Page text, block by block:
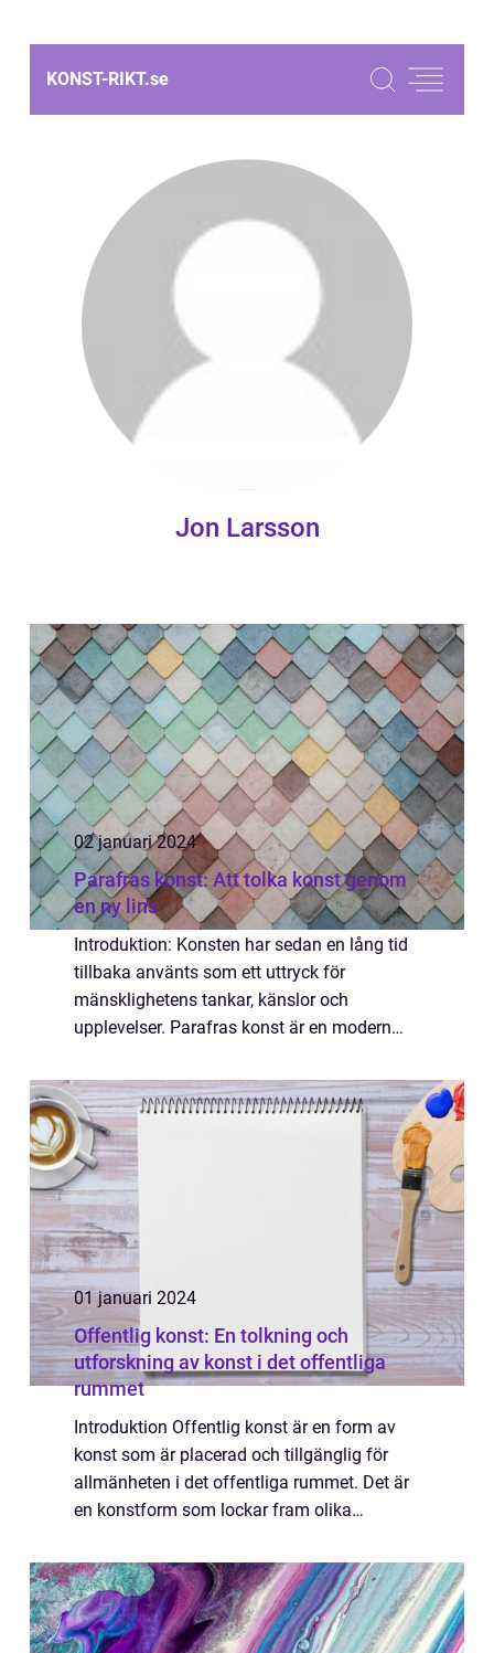
KONST-RIKT.se
Jon Larsson
02 januari 2024
Parafras konst: Att tolka konst genom
en ny lins
Introduktion: Konsten har sedan en lång tid
tillbaka använts som ett uttryck för
mänsklighetens tankar, känslor och
upplevelser. Parafras konst är en modern
se konsten genom en ny lins och skapa sin
egen för...
01 januari 2024
Offentlig konst: En tolkning och
utforskning av konst i det offentliga
rummet
Introduktion Offentlig konst är en form av
konst som är placerad och tillgänglig för
allmänheten i det offentliga rummet. Det är
en konstform som lockar fram olika
denna artikel kommer vi att utforska och
fö...